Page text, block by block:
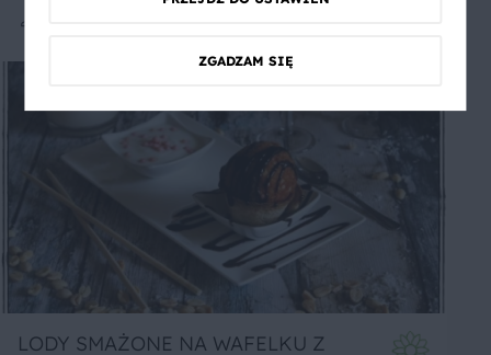
LODY SMAŻONE NA WAFELKU Z
ZGADZAM SIĘ